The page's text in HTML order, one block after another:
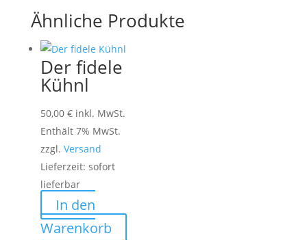
Ähnliche Produkte
Der fidele
Kühnl
50,00 € inkl. MwSt.
Enthält 7% MwSt.
zzgl. Versand
Lieferzeit: sofort
lieferbar
In den
Warenkorb